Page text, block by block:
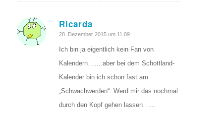
Ricarda
sagte:
28. Dezember 2015 um 11:09
Ich bin ja eigentlich kein Fan von
Kalendern…….aber bei dem Schottland-
Kalender bin ich schon fast am
„Schwachwerden“. Werd mir das nochmal
durch den Kopf gehen lassen……